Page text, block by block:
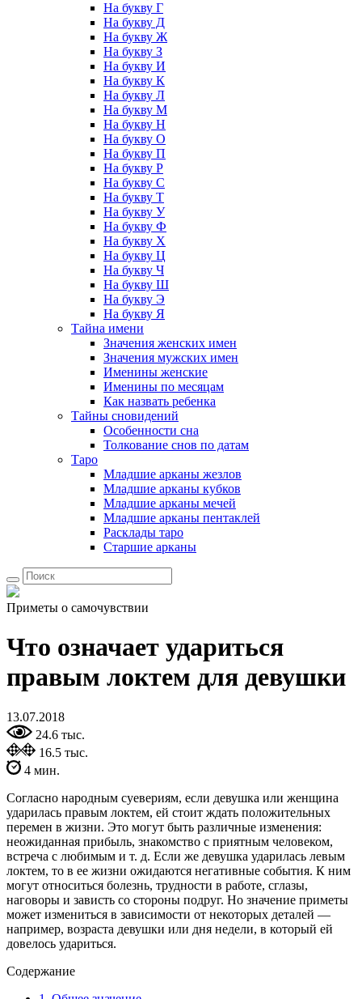
На букву Г
На букву Д
На букву Ж
На букву З
На букву И
На букву К
На букву Л
На букву М
На букву Н
На букву О
На букву П
На букву Р
На букву С
На букву Т
На букву У
На букву Ф
На букву Х
На букву Ц
На букву Ч
На букву Ш
На букву Э
На букву Я
Тайна имени
Значения женских имен
Значения мужских имен
Именины женские
Именины по месяцам
Как назвать ребенка
Тайны сновидений
Особенности сна
Толкование снов по датам
Таро
Младшие арканы жезлов
Младшие арканы кубков
Младшие арканы мечей
Младшие арканы пентаклей
Расклады таро
Старшие арканы
Приметы о самочувствии
Что означает удариться
правым локтем для девушки
13.07.2018
24.6 тыс.
16.5 тыс.
4 мин.
Согласно народным суевериям, если девушка или женщина
ударилась правым локтем, ей стоит ждать положительных
перемен в жизни. Это могут быть различные изменения:
неожиданная прибыль, знакомство с приятным человеком,
встреча с любимым и т. д. Если же девушка ударилась левым
локтем, то в ее жизни ожидаются негативные события. К ним
могут относиться болезнь, трудности в работе, сглазы,
наговоры и зависть со стороны подруг. Но значение приметы
может измениться в зависимости от некоторых деталей —
например, возраста девушки или дня недели, в который ей
довелось удариться.
Содержание